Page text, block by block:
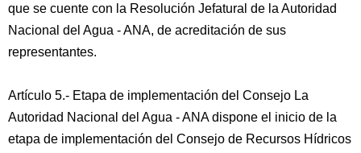
que se cuente con la Resolución Jefatural de la Autoridad
Nacional del Agua - ANA, de acreditación de sus
representantes.
Artículo 5.- Etapa de implementación del Consejo La
Autoridad Nacional del Agua - ANA dispone el inicio de la
etapa de implementación del Consejo de Recursos Hídricos